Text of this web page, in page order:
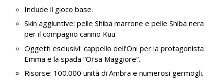
Include il gioco base.
Skin aggiuntive: pelle Shiba marrone e pelle Shiba nera
per il compagno canino Kuu.
Oggetti esclusivi: cappello dell’Oni per la protagonista
Emma e la spada “Orsa Maggiore”.
Risorse: 100.000 unità di Ambra e numerosi germogli.